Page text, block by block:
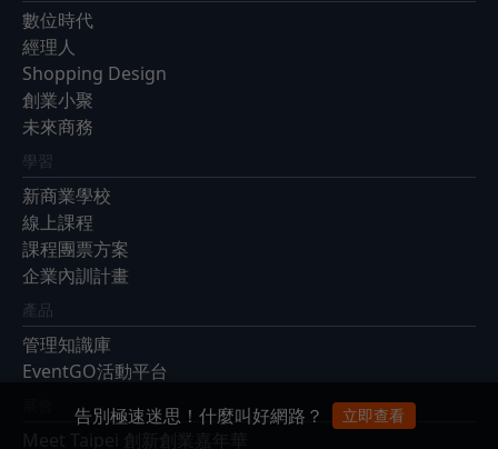
數位時代
經理人
Shopping Design
創業小聚
未來商務
學習
新商業學校
線上課程
課程團票方案
企業內訓計畫
產品
管理知識庫
EventGO活動平台
告別極速迷思！什麼叫好網路？ 立即查看